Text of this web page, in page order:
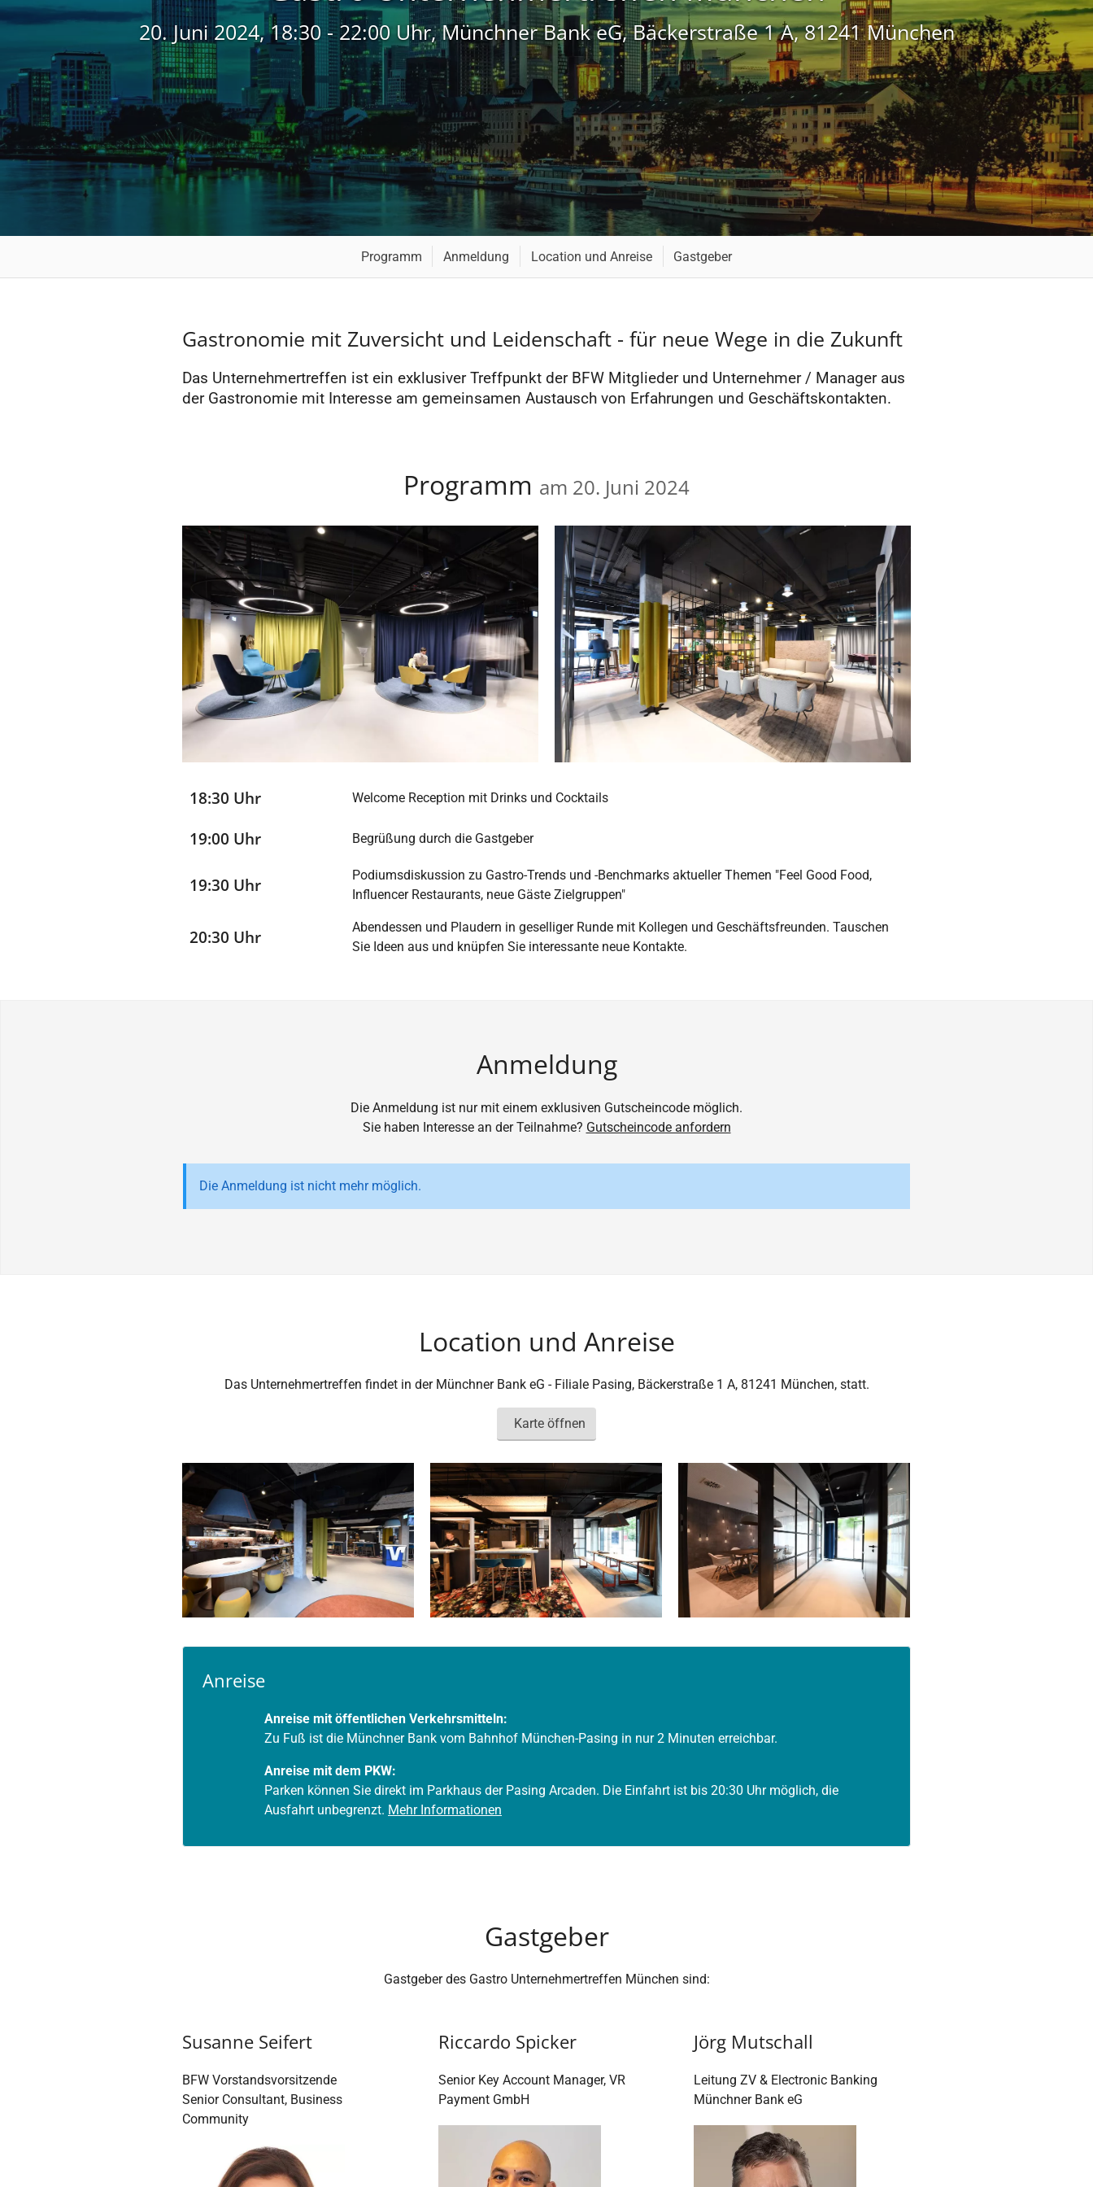
20. Juni 2024, 18:30 - 22:00 Uhr, Münchner Bank eG, Bäckerstraße 1 A, 81241 München
Programm Anmeldung Location und Anreise Gastgeber
Gastronomie mit Zuversicht und Leidenschaft - für neue Wege in die Zukunft
Das Unternehmertreffen ist ein exklusiver Treffpunkt der BFW Mitglieder und Unternehmer / Manager aus
der Gastronomie mit Interesse am gemeinsamen Austausch von Erfahrungen und Geschäftskontakten.
Programm am 20. Juni 2024
18:30 Uhr Welcome Reception mit Drinks und Cocktails
19:00 Uhr Begrüßung durch die Gastgeber
19:30 Uhr
Podiumsdiskussion zu Gastro-Trends und -Benchmarks aktueller Themen "Feel Good Food,
Influencer Restaurants, neue Gäste Zielgruppen"
20:30 Uhr
Abendessen und Plaudern in geselliger Runde mit Kollegen und Geschäftsfreunden. Tauschen
Sie Ideen aus und knüpfen Sie interessante neue Kontakte.
Anmeldung
Die Anmeldung ist nur mit einem exklusiven Gutscheincode möglich.
Sie haben Interesse an der Teilnahme? Gutscheincode anfordern
Die Anmeldung ist nicht mehr möglich.
Location und Anreise
Das Unternehmertreffen findet in der Münchner Bank eG - Filiale Pasing, Bäckerstraße 1 A, 81241 München, statt.
Karte öffnen
Anreise
Anreise mit öffentlichen Verkehrsmitteln:
Zu Fuß ist die Münchner Bank vom Bahnhof München-Pasing in nur 2 Minuten erreichbar.
Anreise mit dem PKW:
Parken können Sie direkt im Parkhaus der Pasing Arcaden. Die Einfahrt ist bis 20:30 Uhr möglich, die
Ausfahrt unbegrenzt. Mehr Informationen
Gastgeber
Gastgeber des Gastro Unternehmertreffen München sind:
Susanne Seifert
BFW Vorstandsvorsitzende
Senior Consultant, Business
Community
Riccardo Spicker
Senior Key Account Manager, VR
Payment GmbH
Jörg Mutschall
Leitung ZV & Electronic Banking
Münchner Bank eG